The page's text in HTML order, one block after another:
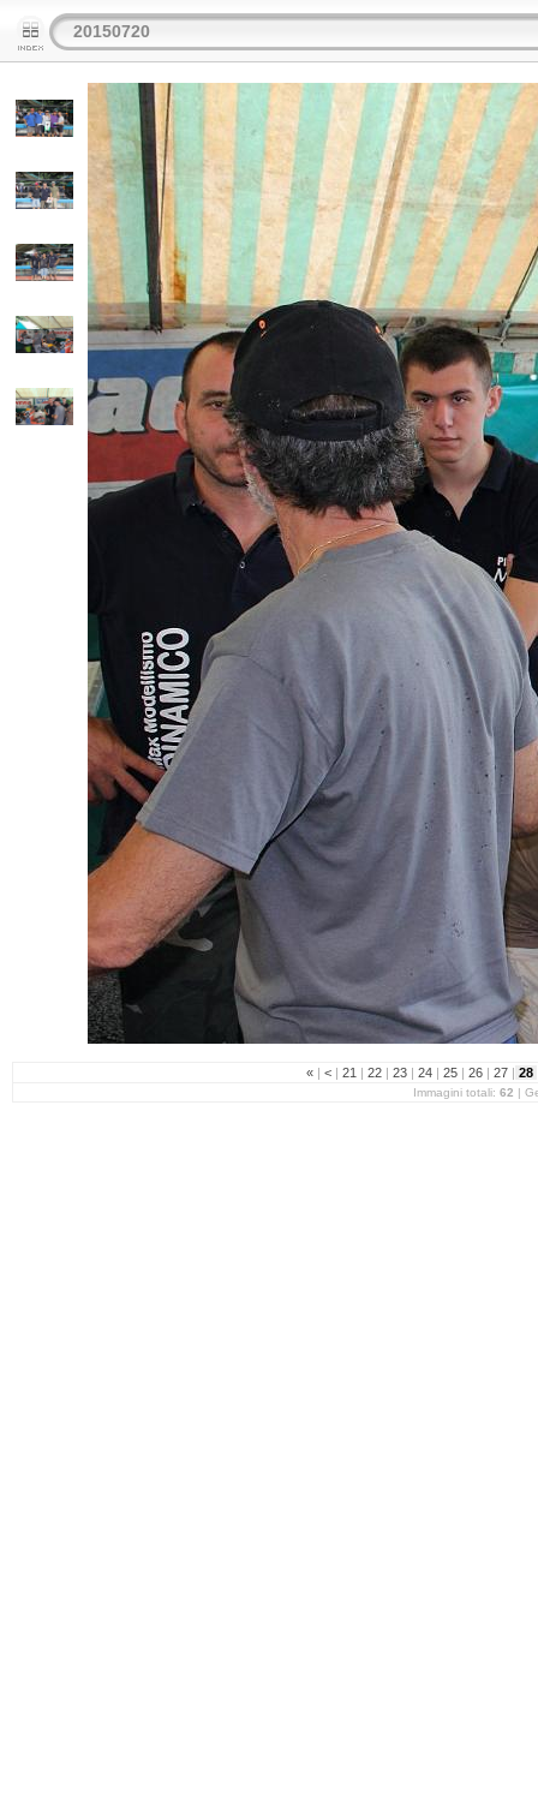
20150720
« | < | 21 | 22 | 23 | 24 | 25 | 26 | 27 | 28
Immagini totali: 62 |